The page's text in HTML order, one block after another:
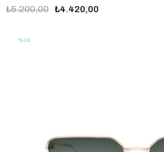
₺4.420,00
₺5.200,00
%15